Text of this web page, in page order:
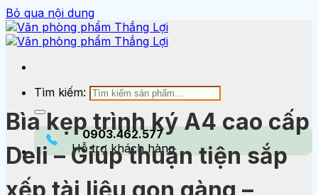
Bỏ qua nội dung
Tìm kiếm:
0903.462.577
Hỗ trợ khách hàng
Bìa kẹp trình ký A4 cao cấp
Deli – Giúp thuận tiện sắp